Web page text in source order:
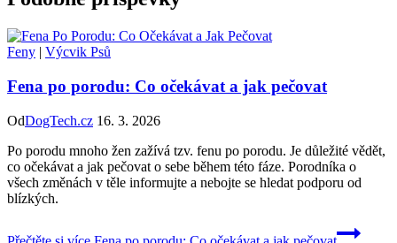
Feny | Výcvik Psů
Fena po porodu: Co očekávat a jak pečovat
OdDogTech.cz 16. 3. 2026
Po porodu mnoho žen zažívá tzv. fenu po porodu. Je důležité vědět,
co očekávat a jak pečovat o sebe během této fáze. Porodníka o
všech změnách v těle informujte a nebojte se hledat podporu od
blízkých.